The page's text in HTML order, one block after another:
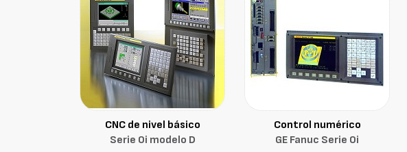
CNC de nivel básico
Serie 0i modelo D
Control numérico
GE Fanuc Serie 0i